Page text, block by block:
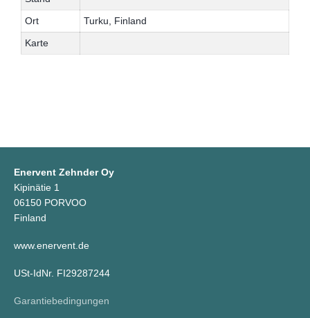
Ort
Turku, Finland
Karte
Enervent Zehnder Oy
Kipinätie 1
06150 PORVOO
Finland
www.enervent.de
USt-IdNr. FI29287244
Garantiebedingungen